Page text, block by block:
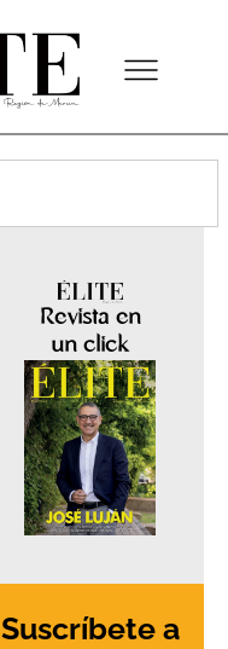
Revista en
un click
Suscríbete a